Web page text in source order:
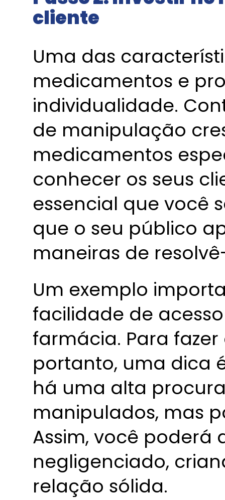
cliente
Uma das
medicamentos e
individualidade.
de manipulação
medicamentos
conhecer os seus
essencial que você
que o seu público
maneiras de
Um exemplo
facilidade de
farmácia. Para
portanto, uma dica
há uma alta
manipulados, mas
Assim, você
negligenciado,
relação sólida.